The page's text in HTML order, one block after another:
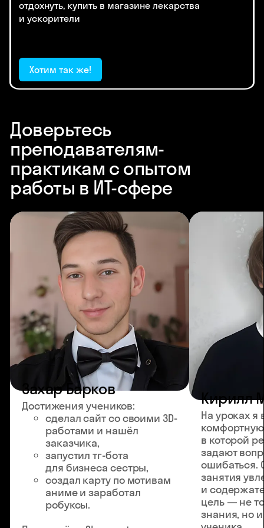
отдохнуть, купить в магазине лекарства
и ускорители
Хотим так же!
Доверьтесь
преподавателям-
практикам с опытом
работы в ИТ-сфере
Захар Барков
Достижения учеников:
сделал сайт со своими 3D-
работами и нашёл
заказчика,
запустил тг-бота
для бизнеса сестры,
создал карту по мотивам
аниме и заработал
робуксы.
Кирилл
На уроках я
в которой
задают
ошибаться.
занятия
и
цель — не
знания, но